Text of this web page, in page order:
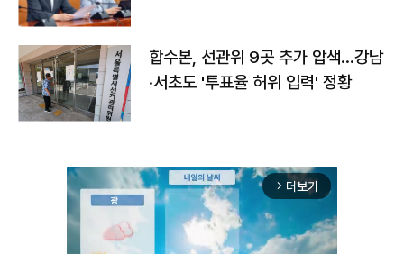
합수본, 선관위 9곳 추가 압색…강남
·서초도 '투표율 허위 입력' 정황
arrow_forward_ios 더보기